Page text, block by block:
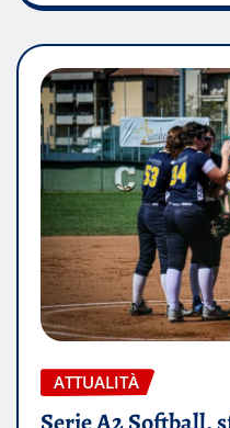
ATTUALITÀ